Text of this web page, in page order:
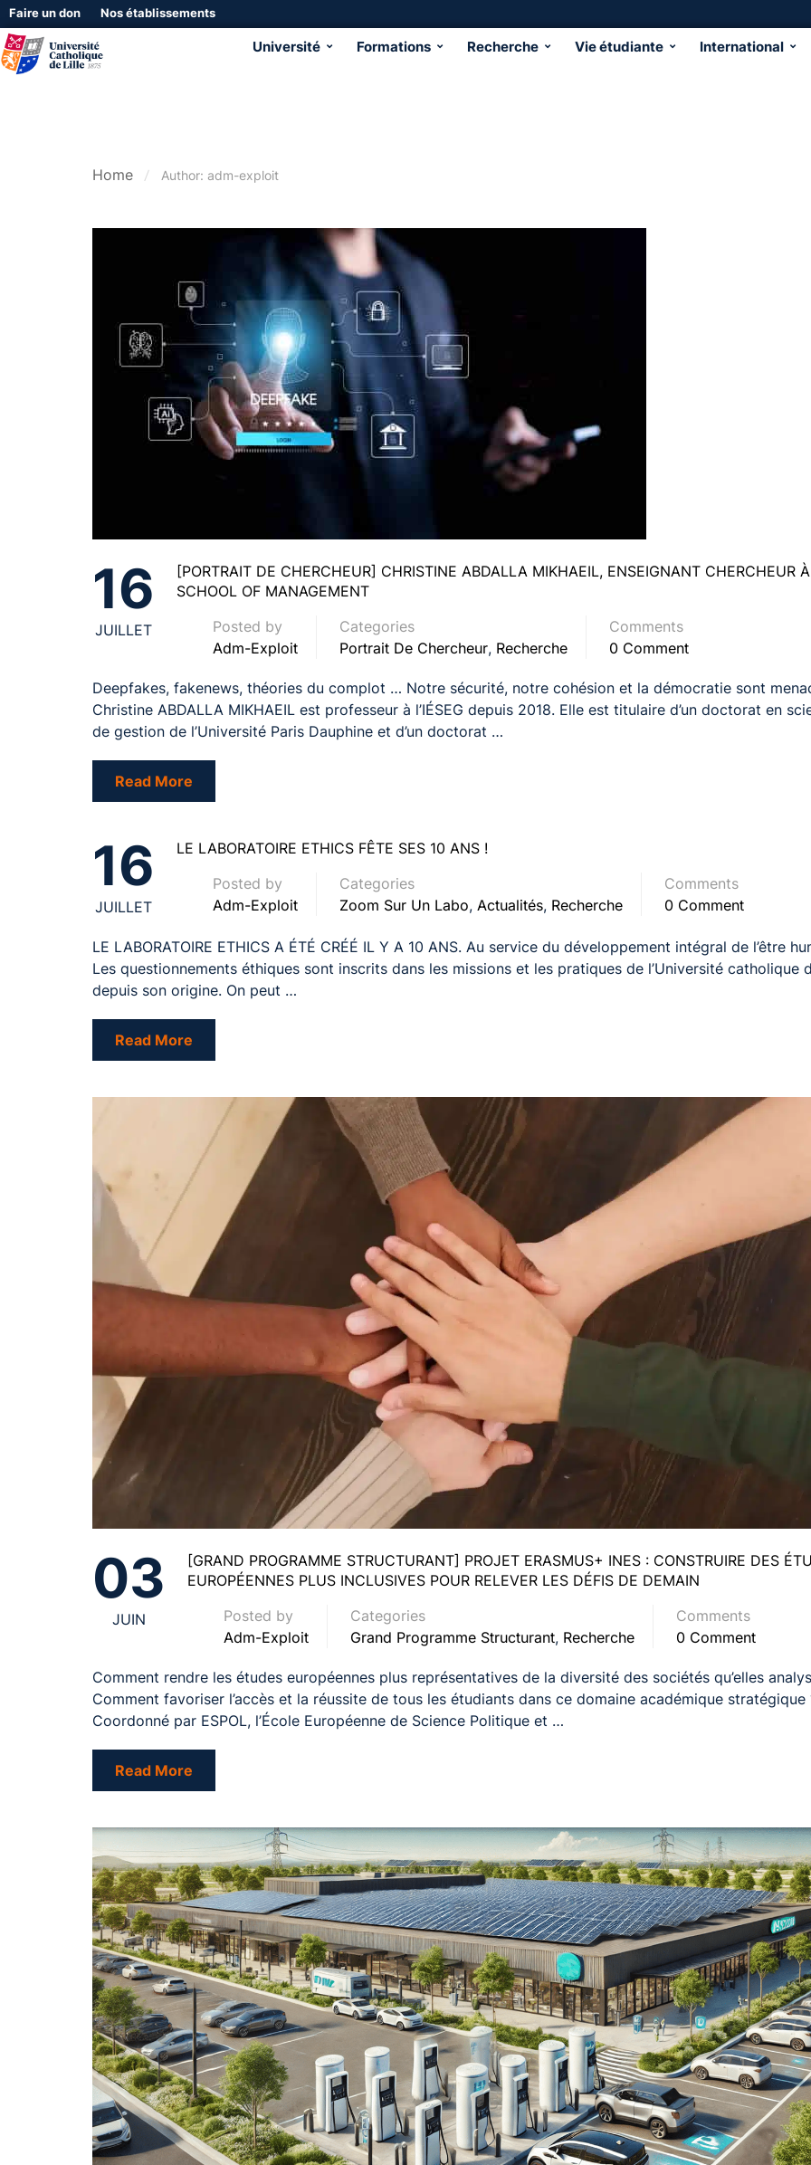
Faire un don Nos établissements
Université Formations Recherche Vie étudiante International
Home Author: adm-exploit
16
JUILLET
[PORTRAIT DE CHERCHEUR] CHRISTINE ABDALLA MIKHAEIL, ENSEIGNANT CHERCHEUR
SCHOOL OF MANAGEMENT
Posted by
Adm-Exploit
Categories
Portrait De Chercheur, Recherche
Comments
0 Comment
Deepfakes, fakenews, théories du complot … Notre sécurité, notre cohésion et la démocratie sont
Christine ABDALLA MIKHAEIL est professeur à l’IÉSEG depuis 2018. Elle est titulaire d’un doctorat en
de gestion de l’Université Paris Dauphine et d’un doctorat …
Read More
16
JUILLET
LE LABORATOIRE ETHICS FÊTE SES 10 ANS !
Posted by
Adm-Exploit
Categories
Zoom Sur Un Labo, Actualités, Recherche
Comments
0 Comment
LE LABORATOIRE ETHICS A ÉTÉ CRÉÉ IL Y A 10 ANS. Au service du développement intégral de l’être
Les questionnements éthiques sont inscrits dans les missions et les pratiques de l’Université catholique
depuis son origine. On peut …
Read More
03
JUIN
[GRAND PROGRAMME STRUCTURANT] PROJET ERASMUS+ INES : CONSTRUIRE DES
EUROPÉENNES PLUS INCLUSIVES POUR RELEVER LES DÉFIS DE DEMAIN
Posted by
Adm-Exploit
Categories
Grand Programme Structurant, Recherche
Comments
0 Comment
Comment rendre les études européennes plus représentatives de la diversité des sociétés qu’elles
Comment favoriser l’accès et la réussite de tous les étudiants dans ce domaine académique stratégique
Coordonné par ESPOL, l’École Européenne de Science Politique et …
Read More